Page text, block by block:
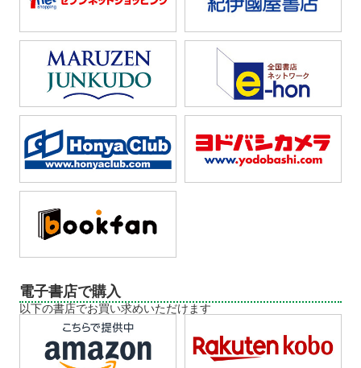
電子書店で購入
以下の書店でお買い求めいただけます